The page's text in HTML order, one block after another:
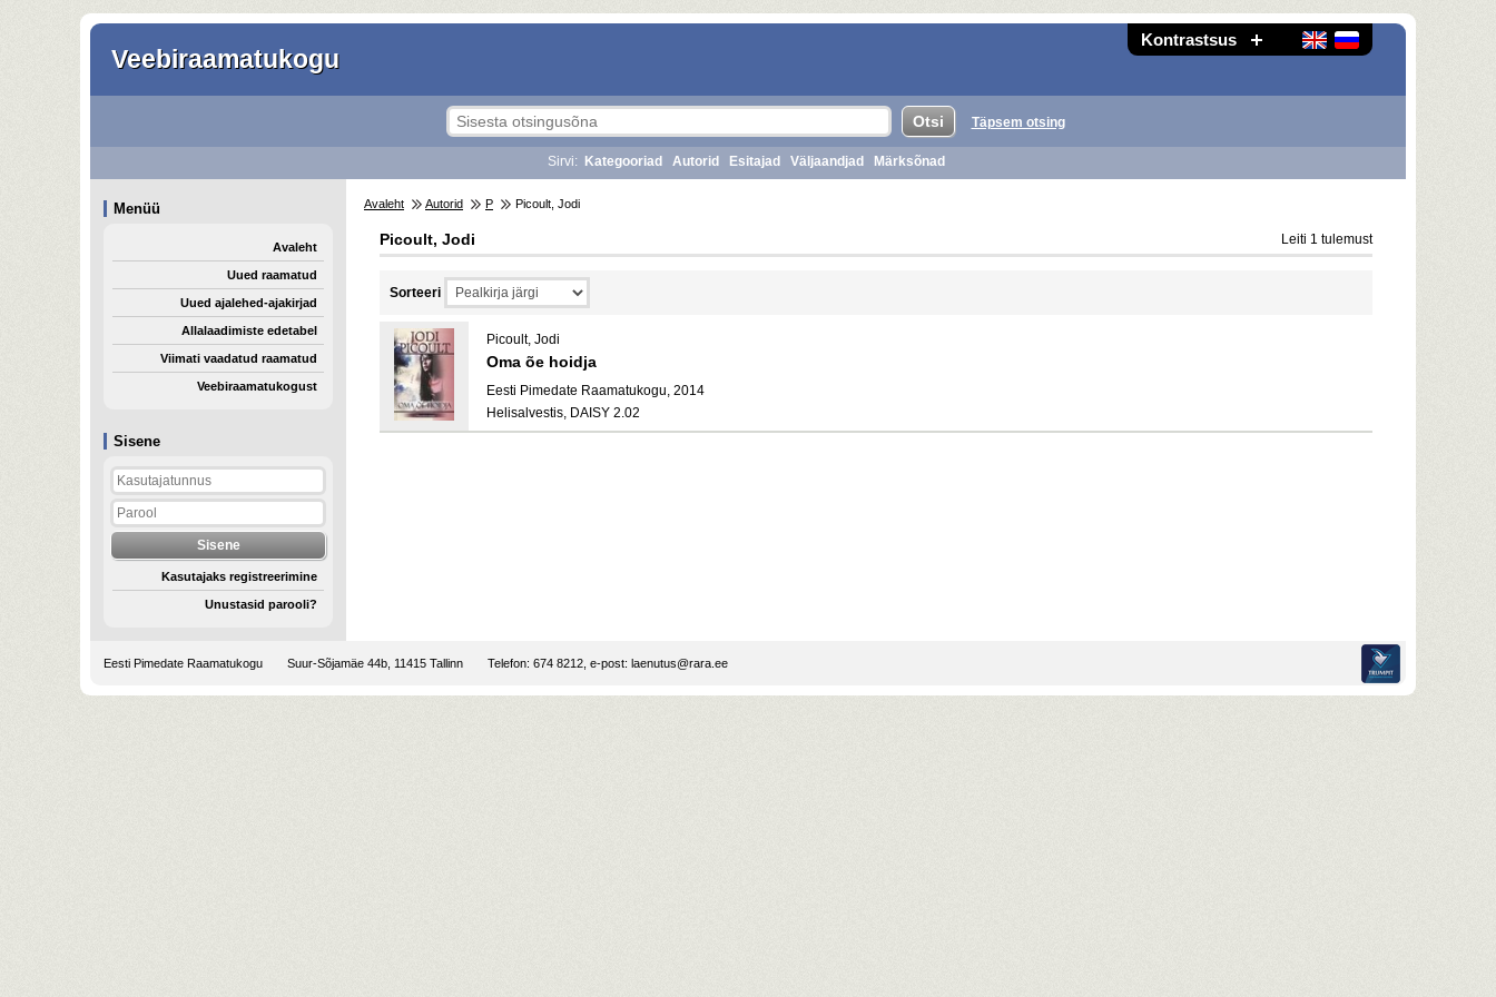
Kontrastsus
Veebiraamatukogu
Sisene
Kasutajaks registreerimine
Unustasid parooli?
Täpsem otsing
Sirvi: Kategooriad Autorid Esitajad Väljaandjad Märksõnad
Menüü
Avaleht
Uued raamatud
Uued ajalehed-ajakirjad
Allalaadimiste edetabel
Viimati vaadatud raamatud
Veebiraamatukogust
Avaleht Autorid P Picoult, Jodi
Picoult, Jodi Leiti 1 tulemust
Sorteeri
Picoult, Jodi
Oma õe hoidja
Eesti Pimedate Raamatukogu, 2014
Helisalvestis, DAISY 2.02
Eesti Pimedate Raamatukogu Suur-Sõjamäe 44b, 11415 Tallinn Telefon: 674 8212, e-post: laenutus@rara.ee